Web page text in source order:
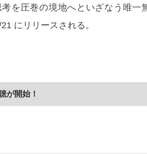
を圧巻の境地へといざなう唯一
にリリースされる。
が開始！